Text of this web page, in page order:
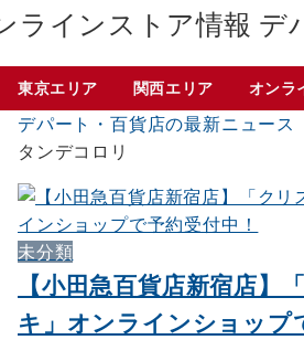
デ
東京エリア 関西エリア オンラ
デパート・百貨店の最新ニュース
タンデコロリ
未分類
【小田急百貨店新宿店】
キ」オンラインショップ